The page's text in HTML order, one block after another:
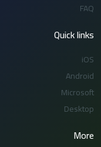
FAQ
Quick links
iOS
Android
Microsoft
Desktop
More